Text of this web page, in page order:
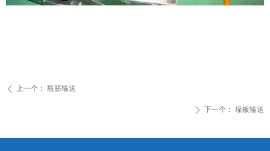
ꄴ 上一个： 瓶胚输送
ꄲ 下一个： 垛板输送